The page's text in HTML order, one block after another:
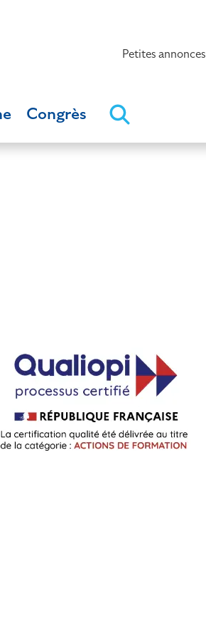
Petites annonces
Congrès